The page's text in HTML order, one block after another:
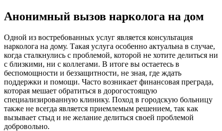
Анонимный вызов нарколога на дом
Одной из востребованных услуг является консультация
нарколога на дому. Такая услуга особенно актуальна в случае,
когда сталкнулись с проблемой, которой не хотите делиться ни
с близкими, ни с коллегами. В итоге вы остаетесь в
беспомощности и беззащитности, не зная, где ждать
поддержки и помощи. Часто возникает финансовая преграда,
которая мешает обратиться в дорогостоящую
специализированную клинику. Поход в городскую больницу
также не всегда является приемлемым решением, так как
вызывает стыд и не желание делиться своей проблемой
добровольно.